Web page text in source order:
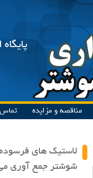
مناقصه و مزایده تماس
لاستیک های
شوشتر جمع آوری